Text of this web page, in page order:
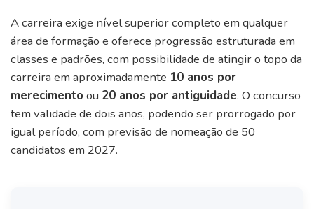
A carreira exige nível superior completo em qualquer
área de formação e oferece progressão estruturada em
classes e padrões, com possibilidade de atingir o topo da
carreira em aproximadamente 10 anos por
merecimento ou 20 anos por antiguidade. O concurso
tem validade de dois anos, podendo ser prorrogado por
igual período, com previsão de nomeação de 50
candidatos em 2027.